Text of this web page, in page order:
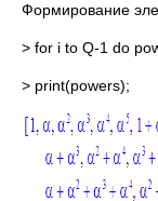
Формирование
> for i to Q-1 do
> print(powers);